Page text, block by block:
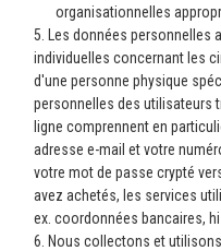
organisationnelles
5. Les données personnelles
individuelles concernant les
d'une personne physique
personnelles des utilisateurs
ligne comprennent en
adresse e-mail et votre
votre mot de passe crypté
avez achetés, les services
ex. coordonnées bancaires,
6. Nous collectons et